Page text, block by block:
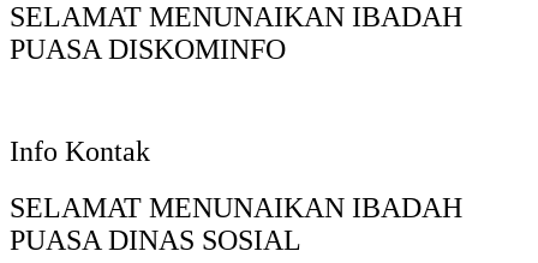
SELAMAT MENUNAIKAN IBADAH
PUASA DISKOMINFO
Info Kontak
SELAMAT MENUNAIKAN IBADAH
PUASA DINAS SOSIAL